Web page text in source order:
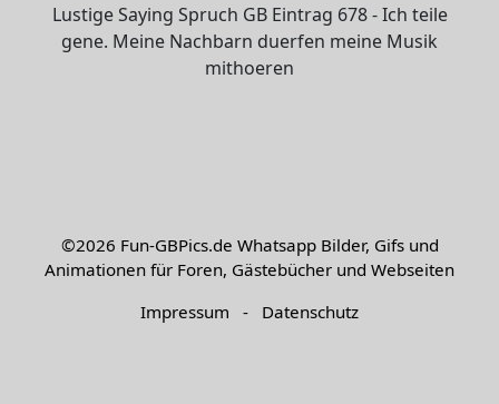
Lustige Saying Spruch GB Eintrag 678 - Ich teile
gene. Meine Nachbarn duerfen meine Musik
mithoeren
©2026 Fun-GBPics.de Whatsapp Bilder, Gifs und
Animationen für Foren, Gästebücher und Webseiten
Impressum - Datenschutz